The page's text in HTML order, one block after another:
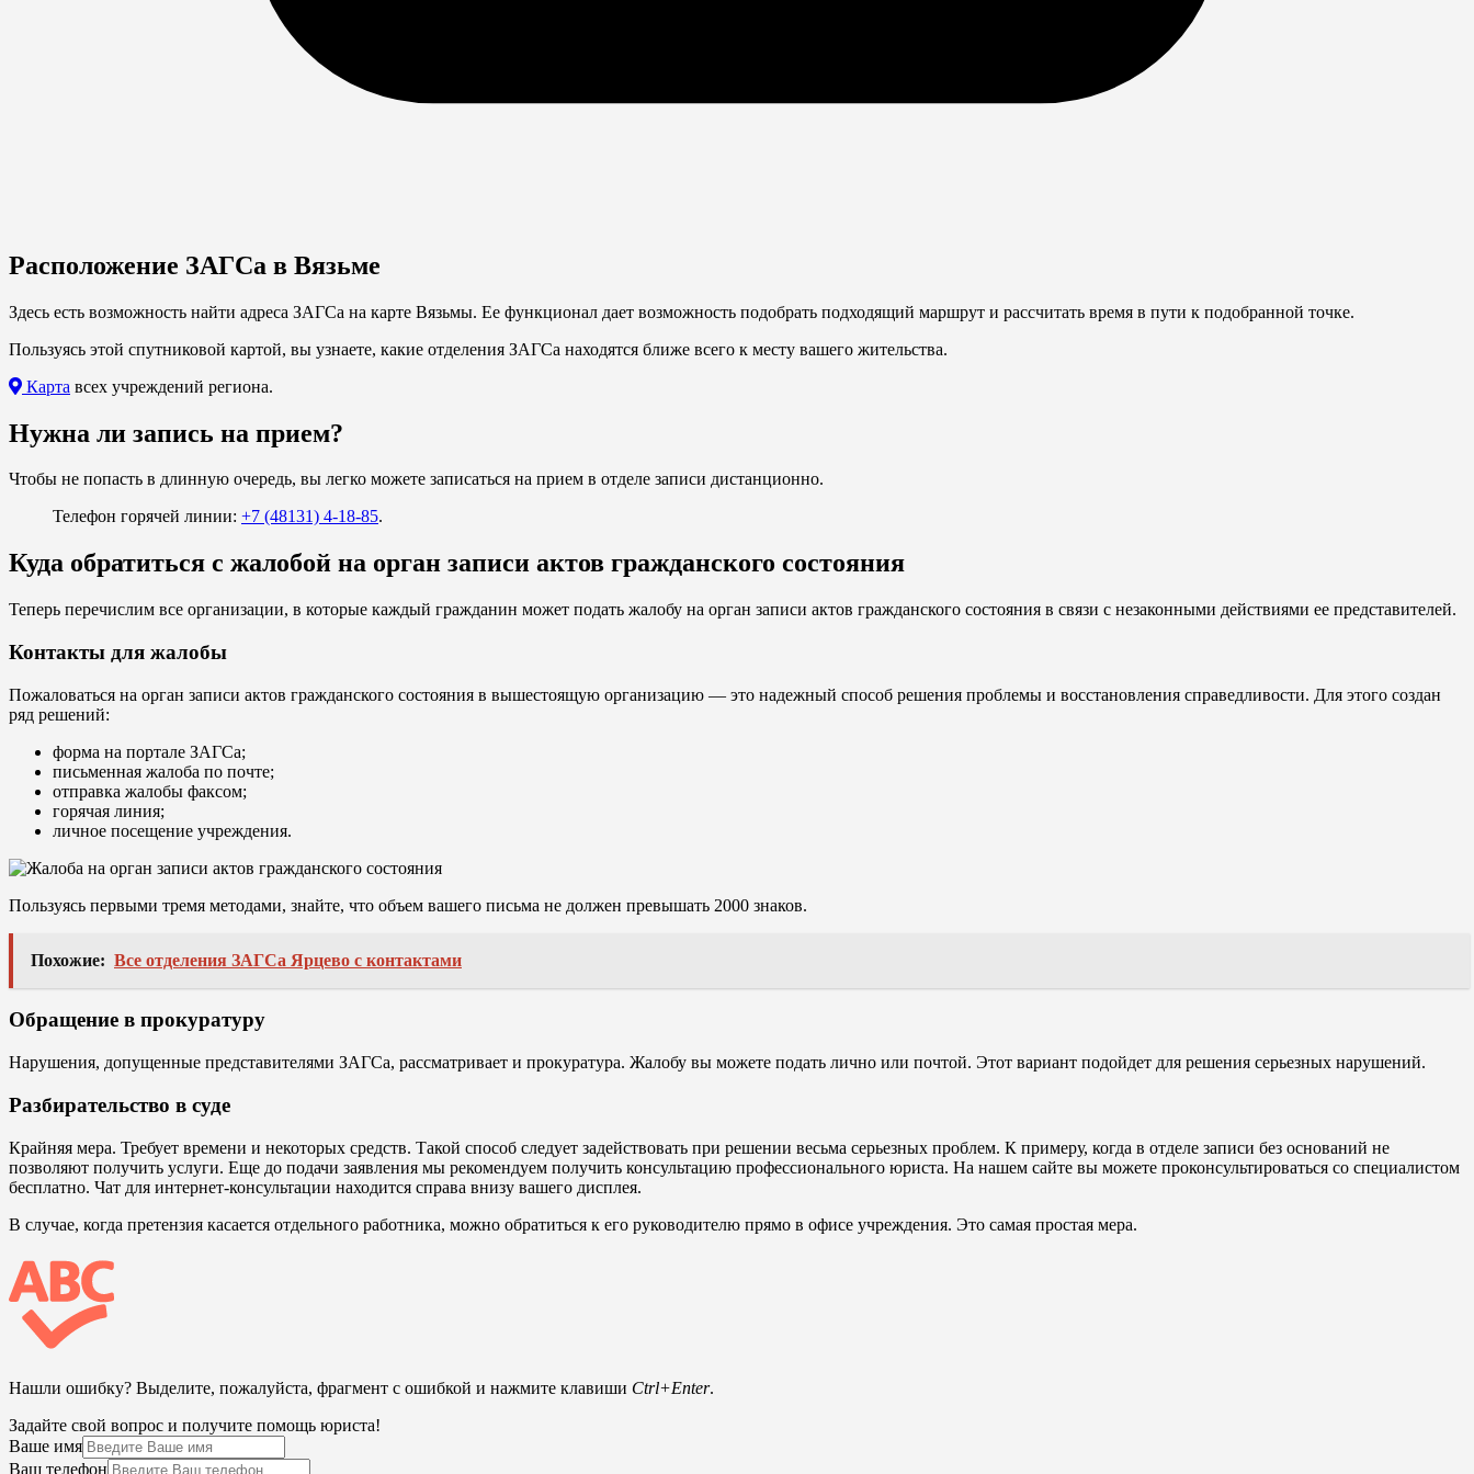
Расположение ЗАГСа в Вязьме
Здесь есть возможность найти адреса ЗАГСа на карте Вязьмы. Ее функционал дает возможность подобрать подходящий маршрут и рассчитать время в пути к подобранной точке.
Пользуясь этой спутниковой картой, вы узнаете, какие отделения ЗАГСа находятся ближе всего к месту вашего жительства.
Карта всех учреждений региона.
Нужна ли запись на прием?
Чтобы не попасть в длинную очередь, вы легко можете записаться на прием в отделе записи дистанционно.
Телефон горячей линии: +7 (48131) 4-18-85.
Куда обратиться с жалобой на орган записи актов гражданского состояния
Теперь перечислим все организации, в которые каждый гражданин может подать жалобу на орган записи актов гражданского состояния в связи с незаконными действиями ее представителей.
Контакты для жалобы
Пожаловаться на орган записи актов гражданского состояния в вышестоящую организацию — это надежный способ решения проблемы и восстановления справедливости. Для этого создан
ряд решений:
форма на портале ЗАГСа;
письменная жалоба по почте;
отправка жалобы факсом;
горячая линия;
личное посещение учреждения.
Пользуясь первыми тремя методами, знайте, что объем вашего письма не должен превышать 2000 знаков.
Похожие: Все отделения ЗАГСа Ярцево с контактами
Обращение в прокуратуру
Нарушения, допущенные представителями ЗАГСа, рассматривает и прокуратура. Жалобу вы можете подать лично или почтой. Этот вариант подойдет для решения серьезных нарушений.
Разбирательство в суде
Крайняя мера. Требует времени и некоторых средств. Такой способ следует задействовать при решении весьма серьезных проблем. К примеру, когда в отделе записи без оснований не
позволяют получить услуги. Еще до подачи заявления мы рекомендуем получить консультацию профессионального юриста. На нашем сайте вы можете проконсультироваться со специалистом
бесплатно. Чат для интернет-консультации находится справа внизу вашего дисплея.
В случае, когда претензия касается отдельного работника, можно обратиться к его руководителю прямо в офисе учреждения. Это самая простая мера.
Нашли ошибку? Выделите, пожалуйста, фрагмент с ошибкой и нажмите клавиши Ctrl+Enter.
Задайте свой вопрос и получите помощь юриста!
Ваше имя
Ваш телефон